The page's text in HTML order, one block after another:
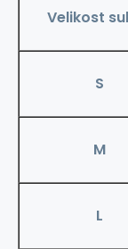
Velikost
S
M
L